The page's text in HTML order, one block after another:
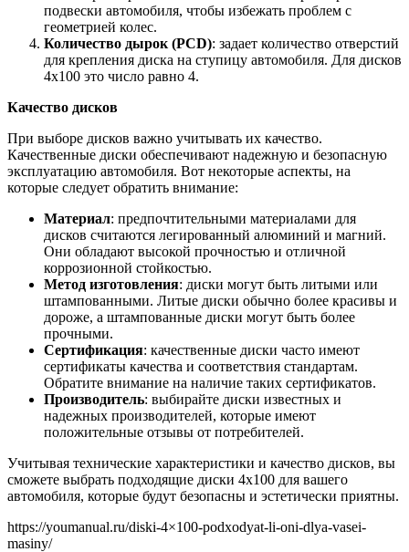
подвески автомобиля, чтобы избежать проблем с
геометрией колес.
Количество дырок (PCD): задает количество отверстий
для крепления диска на ступицу автомобиля. Для дисков
4х100 это число равно 4.
Качество дисков
При выборе дисков важно учитывать их качество.
Качественные диски обеспечивают надежную и безопасную
эксплуатацию автомобиля. Вот некоторые аспекты, на
которые следует обратить внимание:
Материал: предпочтительными материалами для
дисков считаются легированный алюминий и магний.
Они обладают высокой прочностью и отличной
коррозионной стойкостью.
Метод изготовления: диски могут быть литыми или
штампованными. Литые диски обычно более красивы и
дороже, а штампованные диски могут быть более
прочными.
Сертификация: качественные диски часто имеют
сертификаты качества и соответствия стандартам.
Обратите внимание на наличие таких сертификатов.
Производитель: выбирайте диски известных и
надежных производителей, которые имеют
положительные отзывы от потребителей.
Учитывая технические характеристики и качество дисков, вы
сможете выбрать подходящие диски 4х100 для вашего
автомобиля, которые будут безопасны и эстетически приятны.
https://youmanual.ru/diski-4×100-podxodyat-li-oni-dlya-vasei-
masiny/